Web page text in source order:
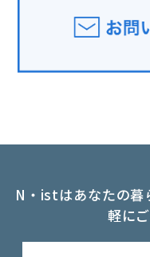
N・istはあなたの暮
軽に